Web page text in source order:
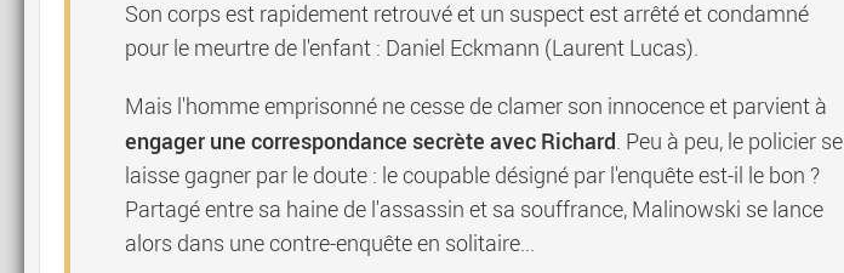
Son corps est rapidement retrouvé et un suspect est arrêté et condamné
pour le meurtre de l'enfant : Daniel Eckmann (Laurent Lucas).
Mais l'homme emprisonné ne cesse de clamer son innocence et parvient à
engager une correspondance secrète avec Richard. Peu à peu, le policier se
laisse gagner par le doute : le coupable désigné par l'enquête est-il le bon ?
Partagé entre sa haine de l'assassin et sa souffrance, Malinowski se lance
alors dans une contre-enquête en solitaire...